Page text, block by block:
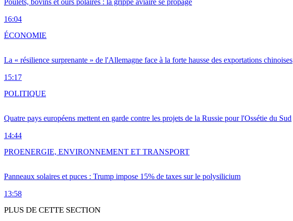
16:04
La « résilience surprenante » de l'Allemagne face à la forte hausse des exportations chinoises
15:17
ÉCONOMIE
Quatre pays européens mettent en garde contre les projets de la Russie pour l'Ossétie du Sud
14:44
POLITIQUE
Panneaux solaires et puces : Trump impose 15% de taxes sur le polysilicium
13:58
PROENERGIE, ENVIRONNEMENT ET TRANSPORT
PLUS DE CETTE SECTION